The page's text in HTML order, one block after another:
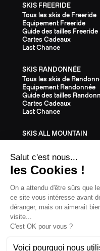
SKIS FREERIDE
Tous les skis de Freeride
Equipement Freeride
Guide des tailles Freeride
Cartes Cadeaux
Last Chance
SKIS RANDONNÉE
Tous les skis de
Equipement Randonnée
Guide des tailles
Cartes Cadeaux
Last Chance
SKIS ALL MOUNTAIN
Guide des tailles All
Cartes Cadeaux
Last Chance
ÉQUIPEMENT
Tout l'Équipement
Casques
Fixations
Bâtons
Couteaux